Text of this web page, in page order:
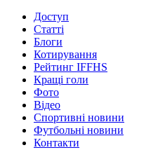
Доступ
Статті
Блоги
Котирування
Рейтинг IFFHS
Кращі голи
Фото
Відео
Спортивні новини
Футбольні новини
Контакти